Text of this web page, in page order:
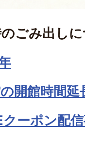
ごみ出し
開館時間
ーポン配